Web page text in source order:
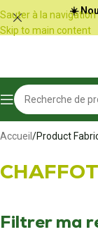
Panneau de gestion
Sauter à la navigation
Skip to main content
☀️
Accueil /Product
Filtrer ma